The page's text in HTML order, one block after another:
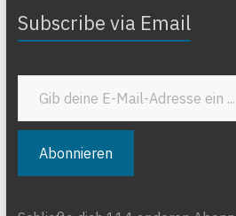
Subscribe via Email
Gib deine E-Mail-Adresse ein ...
Abonnieren